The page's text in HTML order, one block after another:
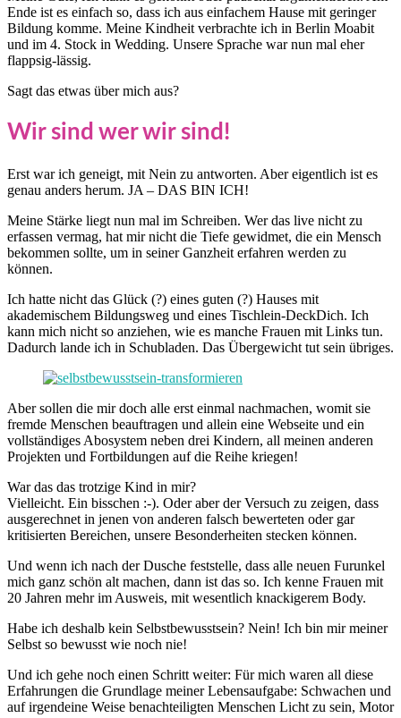
Ende ist es einfach so, dass ich aus einfachem Hause mit geringer
Bildung komme. Meine Kindheit verbrachte ich in Berlin Moabit
und im 4. Stock in Wedding. Unsere Sprache war nun mal eher
flappsig-lässig.
Sagt das etwas über mich aus?
Wir sind wer wir sind!
Erst war ich geneigt, mit Nein zu antworten. Aber eigentlich ist es
genau anders herum. JA – DAS BIN ICH!
Meine Stärke liegt nun mal im Schreiben. Wer das live nicht zu
erfassen vermag, hat mir nicht die Tiefe gewidmet, die ein Mensch
bekommen sollte, um in seiner Ganzheit erfahren werden zu
können.
Ich hatte nicht das Glück (?) eines guten (?) Hauses mit
akademischem Bildungsweg und eines Tischlein-DeckDich. Ich
kann mich nicht so anziehen, wie es manche Frauen mit Links tun.
Dadurch lande ich in Schubladen. Das Übergewicht tut sein übriges.
Aber sollen die mir doch alle erst einmal nachmachen, womit sie
fremde Menschen beauftragen und allein eine Webseite und ein
vollständiges Abosystem neben drei Kindern, all meinen anderen
Projekten und Fortbildungen auf die Reihe kriegen!
War das das trotzige Kind in mir?
Vielleicht. Ein bisschen :-). Oder aber der Versuch zu zeigen, dass
ausgerechnet in jenen von anderen falsch bewerteten oder gar
kritisierten Bereichen, unsere Besonderheiten stecken können.
Und wenn ich nach der Dusche feststelle, dass alle neuen Furunkel
mich ganz schön alt machen, dann ist das so. Ich kenne Frauen mit
20 Jahren mehr im Ausweis, mit wesentlich knackigerem Body.
Habe ich deshalb kein Selbstbewusstsein? Nein! Ich bin mir meiner
Selbst so bewusst wie noch nie!
Und ich gehe noch einen Schritt weiter: Für mich waren all diese
Erfahrungen die Grundlage meiner Lebensaufgabe: Schwachen und
auf irgendeine Weise benachteiligten Menschen Licht zu sein, Motor